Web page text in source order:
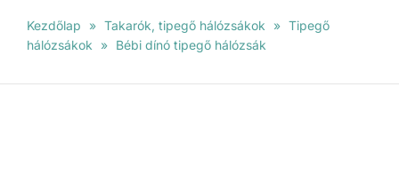
Kezdőlap » Takarók, tipegő hálózsákok » Tipegő
hálózsákok
» Bébi dínó tipegő hálózsák